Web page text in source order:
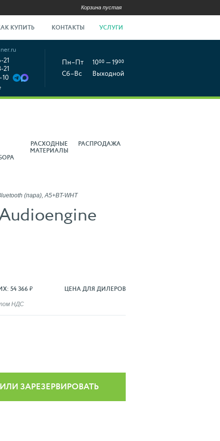
Корзина пустая
КУПИТЬ КОНТАКТЫ УСЛУГИ
21
21
10
Пн–Пт 1000 — 1900
Сб–Вс Выходной
РАСХОДНЫЕ
МАТЕРИАЛЫ
РАСПРОДАЖА
(пара), A5+BT-WHT
54 366 ₽ ЦЕНА ДЛЯ ДИЛЕРОВ
НДС
ЗАРЕЗЕРВИРОВАТЬ